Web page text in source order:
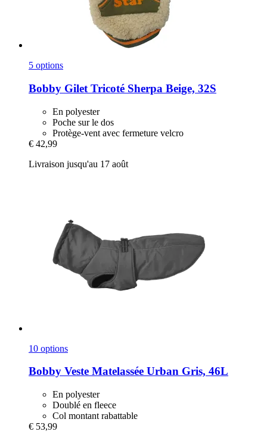
5 options
Bobby Gilet Tricoté Sherpa Beige, 32S
En polyester
Poche sur le dos
Protège-vent avec fermeture velcro
€ 42,99
Livraison jusqu'au 17 août
10 options
Bobby Veste Matelassée Urban Gris, 46L
En polyester
Doublé en fleece
Col montant rabattable
€ 53,99